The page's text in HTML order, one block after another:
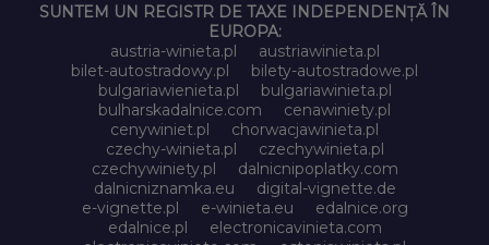
SUNTEM UN REGISTR DE TAXE INDEPENDENȚĂ ÎN
EUROPA:
austria-winieta.pl
austriawinieta.pl
bilet-autostradowy.pl
bilety-autostradowe.pl
bulgariawienieta.pl
bulgariawinieta.pl
bulharskadalnice.com
cenawiniety.pl
cenywiniet.pl
chorwacjawinieta.pl
czechy-winieta.pl
czechywinieta.pl
czechywiniety.pl
dalnicnipoplatky.com
dalnicniznamka.eu
digital-vignette.de
e-vignette.pl
e-winieta.eu
edalnice.org
edalnice.pl
electronicavinieta.com